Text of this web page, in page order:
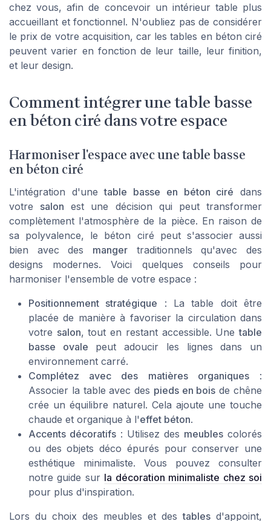
chez vous, afin de concevoir un intérieur table plus
accueillant et fonctionnel. N'oubliez pas de considérer
le prix de votre acquisition, car les tables en béton ciré
peuvent varier en fonction de leur taille, leur finition,
et leur design.
Comment intégrer une table basse
en béton ciré dans votre espace
Harmoniser l'espace avec une table basse
en béton ciré
L'intégration d'unetable basse en béton ciré dans
votre salon est une décision qui peut transformer
complètement l'atmosphère de la pièce. En raison de
sa polyvalence, le béton ciré peut s'associer aussi
bien avec des manger traditionnels qu'avec des
designs modernes. Voici quelques conseils pour
harmoniser l'ensemble de votre espace :
Positionnement stratégique : La table doit être
placée de manière à favoriser la circulation dans
votre salon, tout en restant accessible. Unetable
basse ovale peut adoucir les lignes dans un
environnement carré.
Complétez avec des matières organiques:
Associer la table avec des pieds en bois de chêne
crée un équilibre naturel. Cela ajoute une touche
chaude et organique à l'effet béton.
Accents décoratifs : Utilisez des meubles colorés
ou des objets déco épurés pour conserver une
esthétique minimaliste. Vous pouvez consulter
notre guide sur la décoration minimaliste chez soi
pour plus d'inspiration.
Lors du choix des meubles et destables d'appoint,